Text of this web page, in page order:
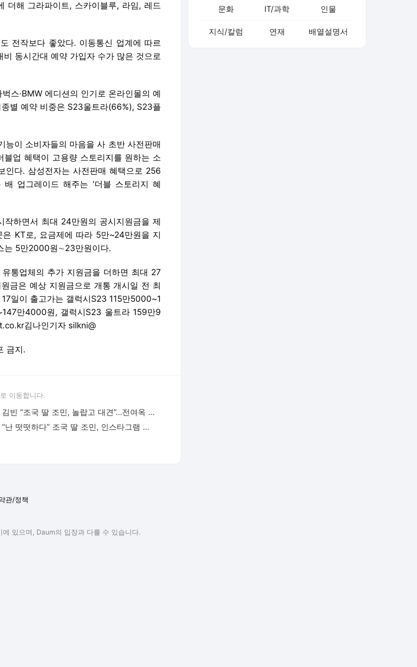
더해 그라파이트, 스카이블루, 라임, 레드
전작보다 좋았다. 이동통신 업계에 따르
동시간대 예약 가입자 수가 많은 것으로
스·BMW 에디션의 인기로 온라인몰의 예
별 예약 비중은 S23울트라(66%), S23플
이 소비자들의 마음을 사 초반 사전판매
업 혜택이 고용량 스토리지를 원하는 소
인다. 삼성전자는 사전판매 혜택으로 256
업그레이드 해주는 '더블 스토리지 혜
하면서 최대 24만원의 공시지원금을 제
KT로, 요금제에 따라 5만~24만원을 지
는 5만2000원∼23만원이다.
통업체의 추가 지원금을 더하면 최대 27
금은 예상 지원금으로 개통 개시일 전 최
일이 출고가는 갤럭시S23 115만5000~1
만4000원, 갤럭시S23 울트라 159만9
김나인기자 silkni@
금지.
이동합니다.
김빈 “조국 딸 조민, 놀랍고 대견”…전여옥 “어쩜 저렇게 ‘파렴치’ 쩔었는지”
“난 떳떳하다” 조국 딸 조민, 인스타그램 폭발적 반응…20일 만 2만 팔로워 ‘훌쩍’
문화 IT/과학 인물
지식/칼럼 연재 배열설명서
관/정책
있으며, Daum의 입장과 다를 수 있습니다.